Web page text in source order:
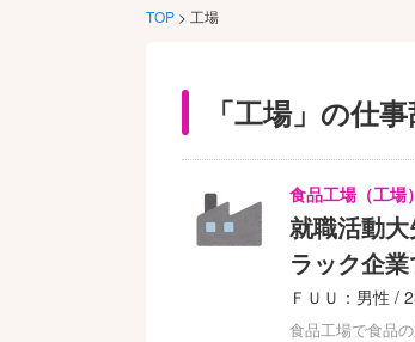
TOP > 工場
「工場」の仕
食品工場（工場）
就職活動
ラック企業
ＦＵＵ：男性 /
食品工場で食品